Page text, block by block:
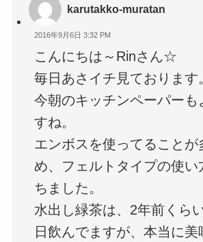
karutakko-muratan
2016年9月6日 3:32 PM
こんにちは～Rinさん☆
毎日あさイチ見ております
今朝のキッチンペーパーも
すね。
エンボスを使ってることが
め、フェルトタイプの使い
ちました。
水出し緑茶は、2年前くら
日飲んでますが、本当に美